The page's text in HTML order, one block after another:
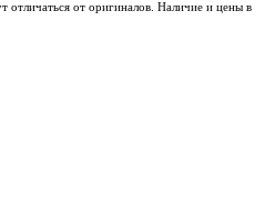
отличаться от оригиналов. Наличие и цены в